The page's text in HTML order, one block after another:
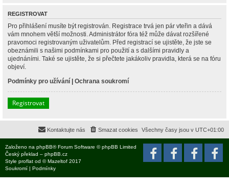
REGISTROVAT
Pro přihlášení musíte být registrován. Registrace trvá jen pár vteřin a dává
vám mnohem větší možnosti. Administrátor fóra též může dávat rozšířené
pravomoci registrovaným uživatelům. Před registrací se ujistěte, že jste se
obeznámili s našimi podmínkami pro použití a s dalšími pravidly a
ujednáními. Také se ujistěte, že si přečtete jakákoliv pravidla, která se na fóru
objeví.
Podmínky pro užívání | Ochrana soukromí
Registrovat
Všechny časy jsou v UTC+01:00
Smazat cookies
Kontaktujte nás
Založeno na phpBB® Forum Software © phpBB Limited
Český překlad – phpBB.cz
Style proflat od ©Mazeltof 2017
Soukromí | Podmínky